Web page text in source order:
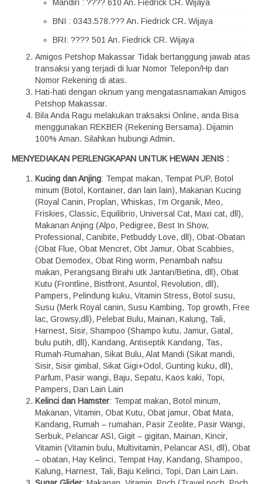
Mandiri : ???? 610 An. Fiedrick CR. Wijaya
BNI : 0343.578.??? An. Fiedrick CR. Wijaya
BRI: ???? 501 An. Fiedrick CR. Wijaya
Amigos Petshop Makassar Tidak bertanggung jawab atas
transaksi yang terjadi di luar Nomor Telepon/Hp dan
Nomor Rekening di atas.
Hati-hati dengan oknum yang mengatasnamakan Amigos
Petshop Makassar.
Bila Anda Ragu melakukan traksaksi Online, anda Bisa
menggunakan REKBER (Rekening Bersama). Dijamin
100% Aman. Silahkan hubungi Admin.
MENYEDIAKAN PERLENGKAPAN UNTUK HEWAN JENIS :
Kucing dan Anjing: Tempat makan, Tempat PUP, Botol
minum (Botol, Kontainer, dan lain lain), Makanan Kucing
(Royal Canin, Proplan, Whiskas, I’m Organik, Meo,
Friskies, Classic, Equilibrio, Universal Cat, Maxi cat, dll),
Makanan Anjing (Alpo, Pedigree, Best In Show,
Professional, Canibite, Petbuddy Love, dll), Obat-Obatan
(Obat Flue, Obat Mencret, Obt Jamur, Obat Scabbies,
Obat Demodex, Obat Ring worm, Penambah nafsu
makan, Perangsang Birahi utk Jantan/Betina, dll), Obat
Kutu (Frontline, Bistfront, Asuntol, Revolution, dll),
Pampers, Pelindung kuku, Vitamin Stress, Botol susu,
Susu (Merk Royal canin, Susu Kambing, Top growth, Free
lac, Growsy,dll), Pelebat Bulu, Mainan, Kalung, Tali,
Harnest, Sisir, Shampoo (Shampo kutu, Jamur, Gatal,
bulu putih, dll), Kandang, Antiseptik Kandang, Tas,
Rumah-Rumahan, Sikat Bulu, Alat Mandi (Sikat mandi,
Sisir, Sisir gimbal, Sikat Gigi+Odol, Gunting kuku, dll),
Parfum, Pasir wangi, Baju, Sepatu, Kaos kaki, Topi,
Pampers, Dan Lain Lain
Kelinci dan Hamster: Tempat makan, Botol minum,
Makanan, Vitamin, Obat Kutu, Obat jamur, Obat Mata,
Kandang, Rumah – rumahan, Pasir Zeolite, Pasir Wangi,
Serbuk, Pelancar ASI, Gigit – gigitan, Mainan, Kincir,
Vitamin (Vitamin bulu, Multivitamin, Pelancar ASI, dll), Obat
– obatan, Hay Kelinci, Tempat Hay, Kandang, Shampoo,
Kalung, Harnest, Tali, Baju Kelinci, Topi, Dan Lain Lain.